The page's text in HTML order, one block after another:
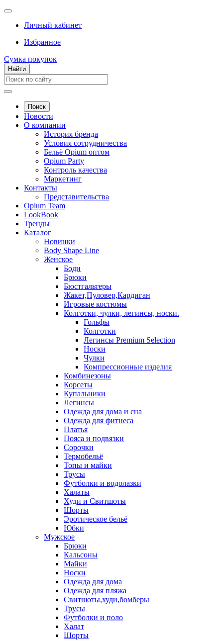
Личный кабинет
Избранное
Сумка покупок
Найти
Поиск
Новости
О компании
История бренда
Условия сотрудничества
Бельё Opium оптом
Opium Party
Контроль качества
Маркетинг
Контакты
Представительства
Opium Team
LookBook
Тренды
Каталог
Новинки
Body Shape Line
Женское
Боди
Брюки
Бюстгальтеры
Жакет,Пуловер,Кардиган
Игровые костюмы
Колготки, чулки, легинсы, носки.
Гольфы
Колготки
Легинсы Premium Selection
Носки
Чулки
Компрессионные изделия
Комбинезоны
Корсеты
Купальники
Легинсы
Одежда для дома и сна
Одежда для фитнеса
Платья
Пояса и подвязки
Сорочки
Термобельё
Топы и майки
Трусы
Футболки и водолазки
Халаты
Худи и Свитшоты
Шорты
Эротическое бельё
Юбки
Мужское
Брюки
Кальсоны
Майки
Носки
Одежда для дома
Одежда для пляжа
Свитшоты,худи,бомберы
Трусы
Футболки и поло
Халат
Шорты